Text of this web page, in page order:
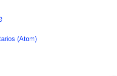
(Atom)